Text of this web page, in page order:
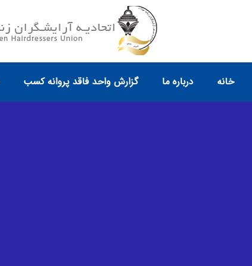
خانه درباره ما گزارش واحد فاقد پروانه کسب